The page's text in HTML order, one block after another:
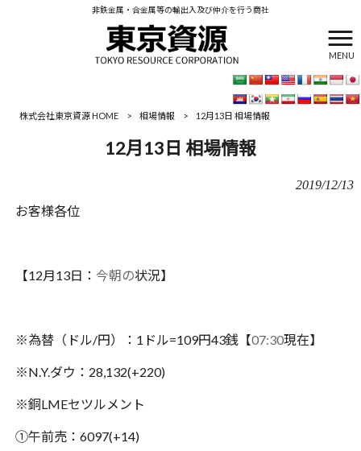
非鉄金属・合金属等の輸出入及び仲介を行う商社
MENU
株式会社東京資源 HOME > 相場情報 > 12月13日 相場情報
12月13日 相場情報
2019/12/13
お客様各位
【12月13日： 今朝の状況】
※為替（ドル/円）：1ドル=109円43銭【07:30現在】
※N.Y.ダウ：28,132(+220)
※銅LMEセツルメント
①午前売：6097(+14)